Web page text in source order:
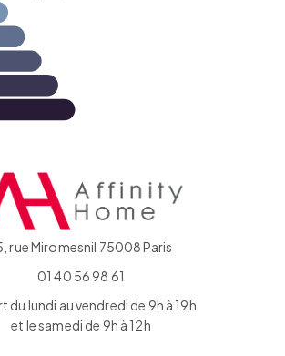
rue Miromesnil 75008 Paris
01 40 56 98 61
du lundi au vendredi de 9h à 19h
et le samedi de 9h à 12h